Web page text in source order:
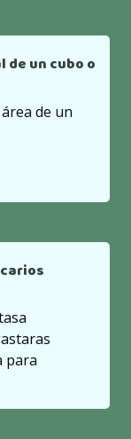
un cubo o
de un
para